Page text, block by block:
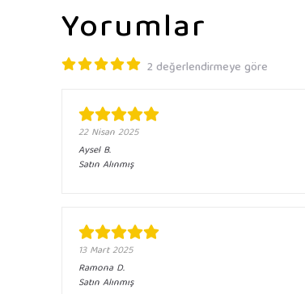
Yorumlar
2 değerlendirmeye göre
22 Nisan 2025
AyselB.
Satın Alınmış
13 Mart 2025
Ramona D.
Satın Alınmış